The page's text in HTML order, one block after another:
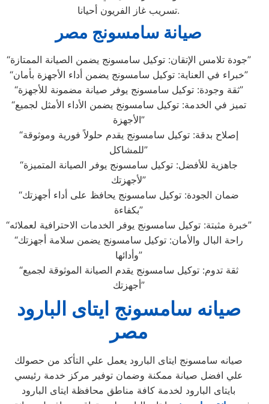
تسريب غاز الفريون أحيانا.
صيانة سامسونج مصر
“جودة تلامس الإتقان: توكيل سامسونج يضمن الصيانة الممتازة”
“خبراء في العناية: توكيل سامسونج يضمن أداء الأجهزة بأمان”
“ثقة وجودة: توكيل سامسونج يوفر صيانة مضمونة للأجهزة”
“تميز في الخدمة: توكيل سامسونج يضمن الأداء الأمثل لجميع
الأجهزة”
“إصلاح بدقة: توكيل سامسونج يقدم حلولاً فورية وموثوقة
للمشاكل”
“جاهزية للأفضل: توكيل سامسونج يوفر الصيانة المتميزة
لأجهزتك”
“ضمان الجودة: توكيل سامسونج يحافظ على أداء أجهزتك
بكفاءة”
“خبرة مثبتة: توكيل سامسونج يوفر الخدمات الاحترافية لعملائه”
“راحة البال والأمان: توكيل سامسونج يضمن سلامة أجهزتك
وأدائها”
“ثقة تدوم: توكيل سامسونج يقدم الصيانة الموثوقة لجميع
أجهزتك”
صيانه سامسونج ايتاى البارود
مصر
صيانه سامسونج ايتاى البارود يعمل علي التأكد من حصولك
علي افضل صيانة ممكنة وضمان توفير مركز خدمة رئيسي
بايتاى البارود لخدمة كافة مناطق محافظة ايتاى البارود